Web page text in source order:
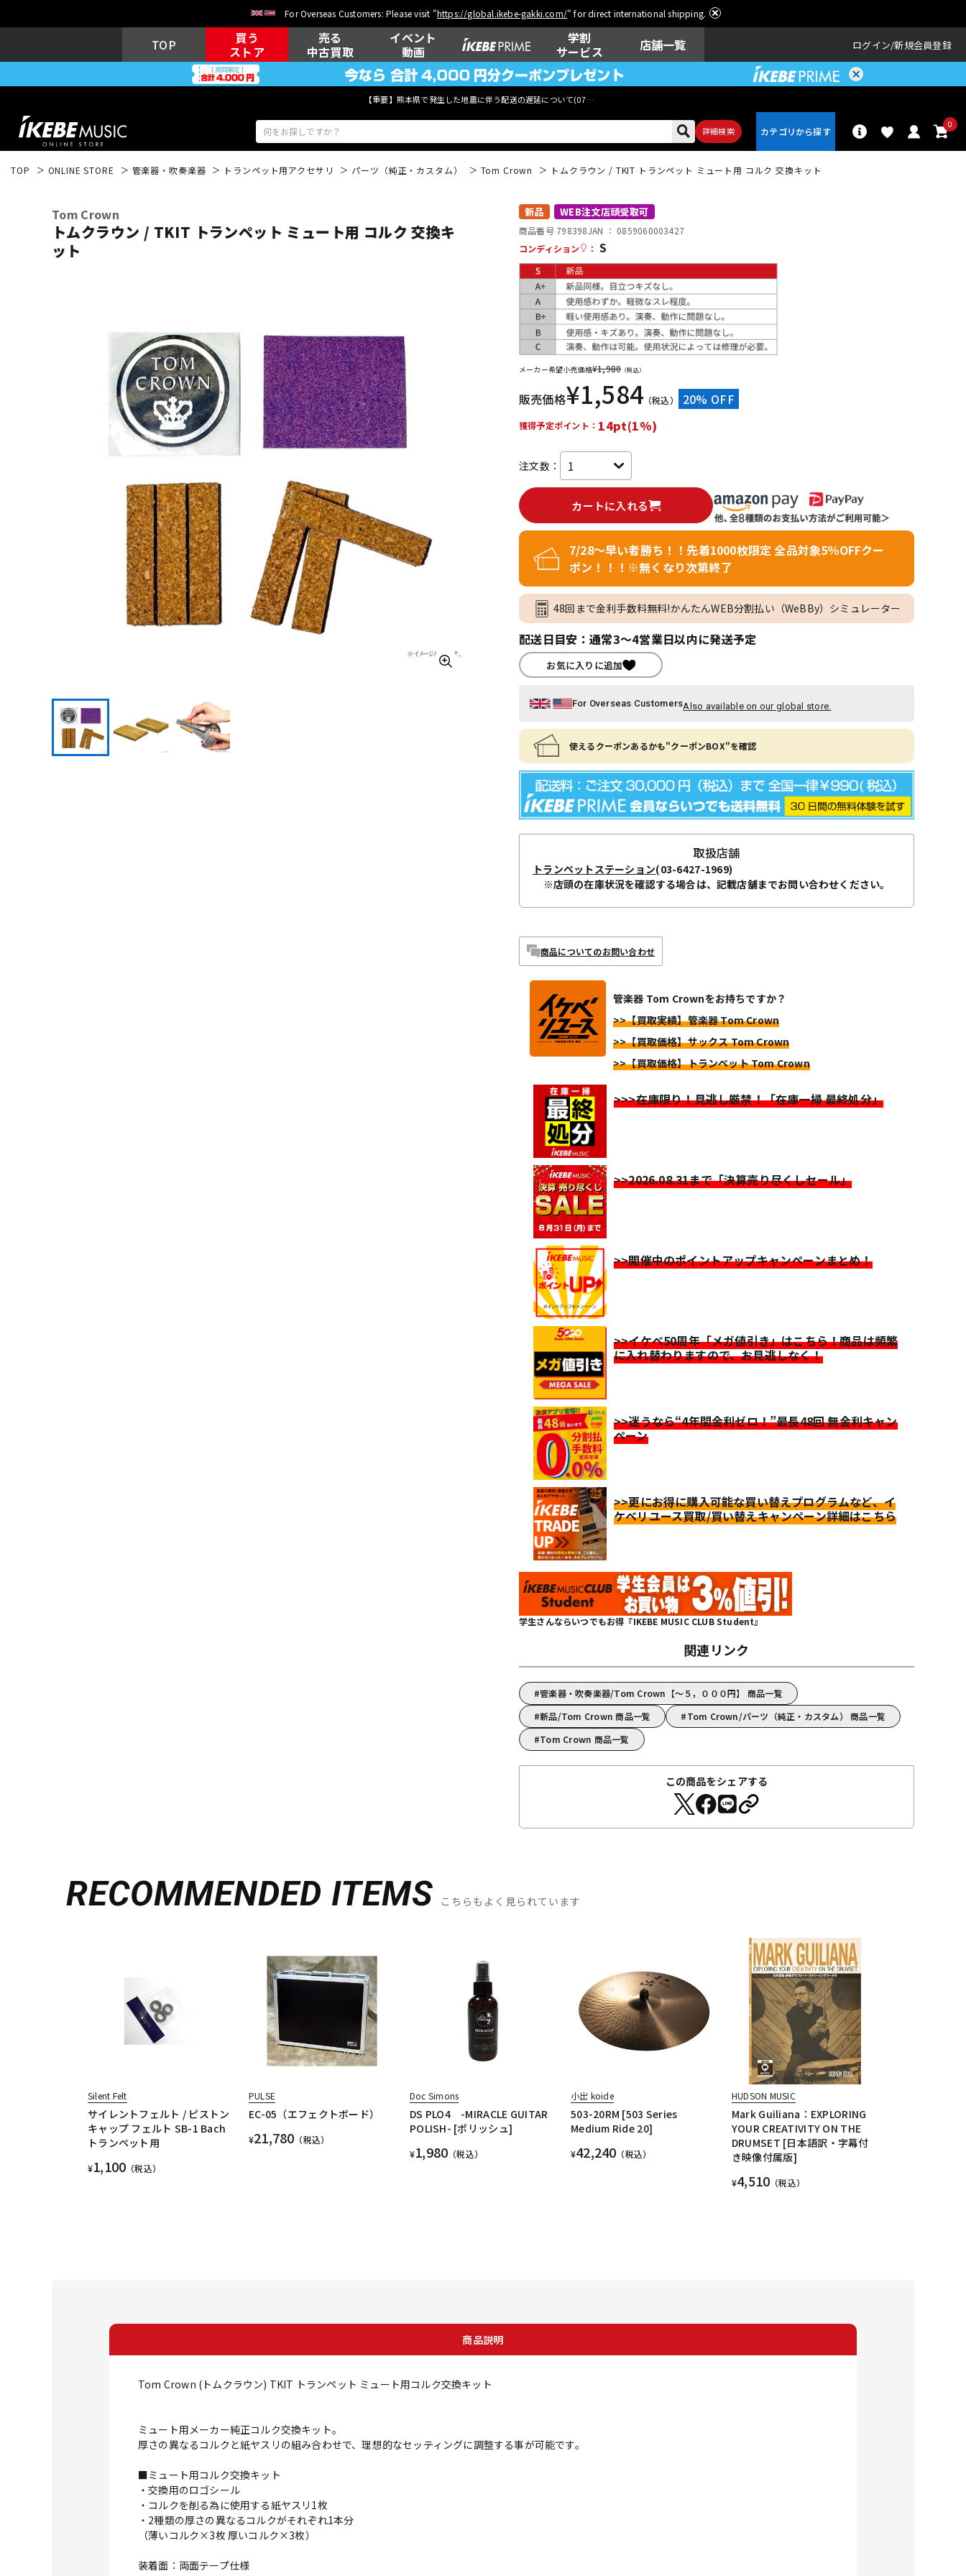
For Overseas Customers: Please visit "https://global.ikebe-gakki.com/" for direct international shipping.
TOP
買う
ストア
売る
中古買取
イベント
動画
学割
サービス
店舗一覧 ログイン 新規会員登録
【重要】熊本県で発生した地震に伴う配送の遅延について(07月29日
詳細検索
0
ウクレレ
その他楽器
DJ機器 DTM イン納品
レコーディン
グ機器
配信/ライブ
機器
中古 ヴィンテージ
TOP ONLINE STORE 管楽器・吹奏楽器 トランペット用アクセサリ パーツ（純正・カスタム） Tom Crown トムクラウン / TKIT トランペット ミュート用 コルク 交換キット
Tom Crown
トムクラウン / TKIT トランペット ミュート用 コルク 交換キ
ット
新品 WEB注文店頭受取可
商品番号 798398JAN ： 0859060003427
コンディション
： S
メーカー希望小売価格¥1,980 （税込）
販売価格¥1,584（税込） 20% OFF
獲得予定ポイント： 14pt(1%)
注文数：
カートに入れる
7/28～早い者勝ち！！先着1000枚限定 全品対象5％OFFクー
ポン！！！※無くなり次第終了
48回まで金利手数料無料!かんたんWEB分割払い（WeBBy）シミュレーター
配送日目安：通常3～4営業日以内に発送予定
お気に入りに追加
For Overseas CustomersAlso available on our global store.
使えるクーポンあるかも"クーポンBOX"を確認
取扱店舗
トランペットステーション(03-6427-1969)
※店頭の在庫状況を確認する場合は、記載店舗までお問い合わせください。
商品についてのお問い合わせ
管楽器 Tom Crownをお持ちですか？
>>【買取実績】管楽器 Tom Crown
>>【買取価格】サックス Tom Crown
>>【買取価格】トランペット Tom Crown
>>>在庫限り！見逃し厳禁！「在庫一掃 最終処分」
>>2026.08.31まで「決算売り尽くしセール」
>>開催中のポイントアップキャンペーンまとめ！
>>イケベ50周年「メガ値引き」はこちら！商品は頻繁
に入れ替わりますので、お見逃しなく！
>>迷うなら“4年間金利ゼロ！”最長48回 無金利キャン
ペーン
>>更にお得に購入可能な買い替えプログラムなど、イ
ケベリユース買取/買い替えキャンペーン詳細はこちら
学生さんならいつでもお得『IKEBE MUSIC CLUB Student』
関連リンク
管楽器・吹奏楽器/Tom Crown【～５，０００円】 商品一覧
新品/Tom Crown 商品一覧
Tom Crown/パーツ（純正・カスタム） 商品一覧
Tom Crown 商品一覧
この商品をシェアする
RECOMMENDED ITEMS こちらもよく見られています
Silent Felt
サイレントフェルト / ピストン
キャップ フェルト SB-1 Bach
トランペット用
¥1,100 （税込）
PULSE
EC-05（エフェクトボード）
¥21,780 （税込）
Doc Simons
DS PLO4 -MIRACLE GUITAR
POLISH- [ポリッシュ]
¥1,980 （税込）
小出 koide
503-20RM [503 Series
Medium Ride 20]
¥42,240 （税込）
HUDSON MUSIC
Mark Guiliana：EXPLORING
YOUR CREATIVITY ON THE
DRUMSET [日本語訳・字幕付
き映像付属版]
¥4,510 （税込）
商品説明
Tom Crown (トムクラウン) TKIT トランペット ミュート用コルク交換キット
ミュート用メーカー純正コルク交換キット。
厚さの異なるコルクと紙ヤスリの組み合わせで、理想的なセッティングに調整する事が可能です。
■ミュート用コルク交換キット
・交換用のロゴシール
・コルクを削る為に使用する紙ヤスリ1枚
・2種類の厚さの異なるコルクがそれぞれ1本分
（薄いコルク×3枚 厚いコルク×3枚）
装着面：両面テープ仕様